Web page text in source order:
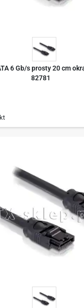
6 Gb/s prosty 20 cm
82781